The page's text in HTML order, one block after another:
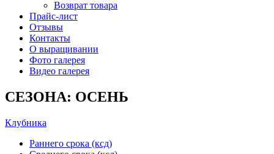
Возврат товара
Прайс-лист
Отзывы
Контакты
О выращивании
Фото галерея
Видео галерея
СЕЗОНА: ОСЕНЬ
Клубника
Раннего срока (ксд)